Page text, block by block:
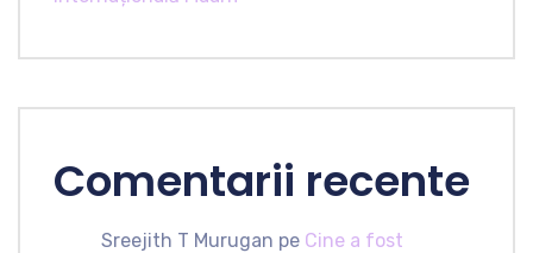
Comentarii recente
Sreejith T Murugan pe Cine a fost